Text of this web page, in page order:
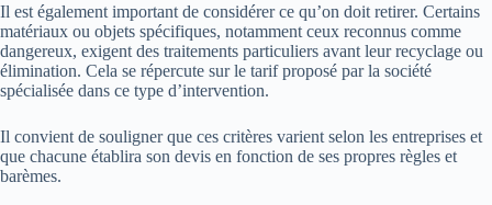
Il est également important de considérer ce qu’on doit retirer. Certains
matériaux ou objets spécifiques, notamment ceux reconnus comme
dangereux, exigent des traitements particuliers avant leur recyclage ou
élimination. Cela se répercute sur le tarif proposé par la société
spécialisée dans ce type d’intervention.
Il convient de souligner que ces critères varient selon les entreprises et
que chacune établira son devis en fonction de ses propres règles et
barèmes.